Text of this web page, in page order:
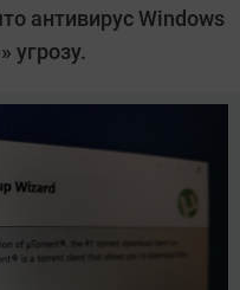
антивирус Windows
угрозу.